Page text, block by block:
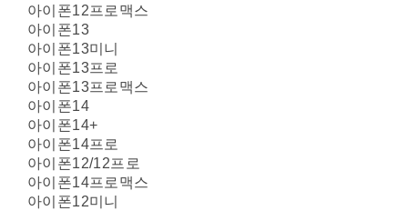
아이폰12프로맥스
아이폰13
아이폰13미니
아이폰13프로
아이폰13프로맥스
아이폰14
아이폰14+
아이폰14프로
아이폰12/12프로
아이폰14프로맥스
아이폰12미니